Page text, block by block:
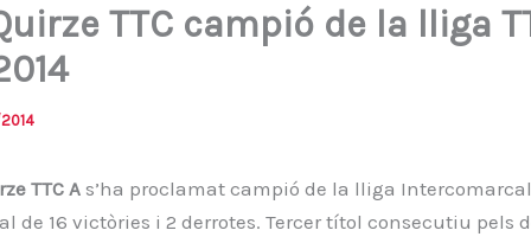
TTC campió de la lliga
TTC As’ha proclamat campió de la lliga Intercomarcal
de 16 victòries i 2 derrotes. Tercer títol consecutiu pels